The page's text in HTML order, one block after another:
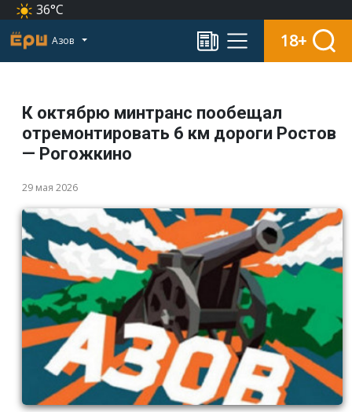
36°C
Азов 18+
К октябрю минтранс пообещал
отремонтировать 6 км дороги Ростов
— Рогожкино
29 мая 2026